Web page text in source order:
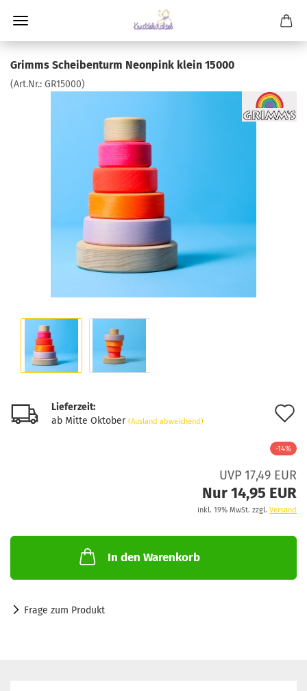
Grimms Scheibenturm Neonpink klein 15000
(Art.Nr.: GR15000)
Lieferzeit:
ab Mitte Oktober (Ausland abweichend)
-14%
UVP 17,49 EUR
Nur 14,95 EUR
inkl. 19% MwSt. zzgl. Versand
In den Warenkorb
Frage zum Produkt